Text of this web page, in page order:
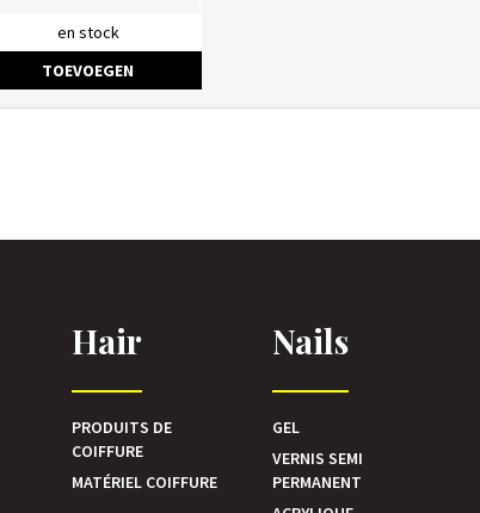
en stock
TOEVOEGEN
Hair
PRODUITS DE
COIFFURE
MATÉRIEL COIFFURE
Nails
GEL
VERNIS SEMI
PERMANENT